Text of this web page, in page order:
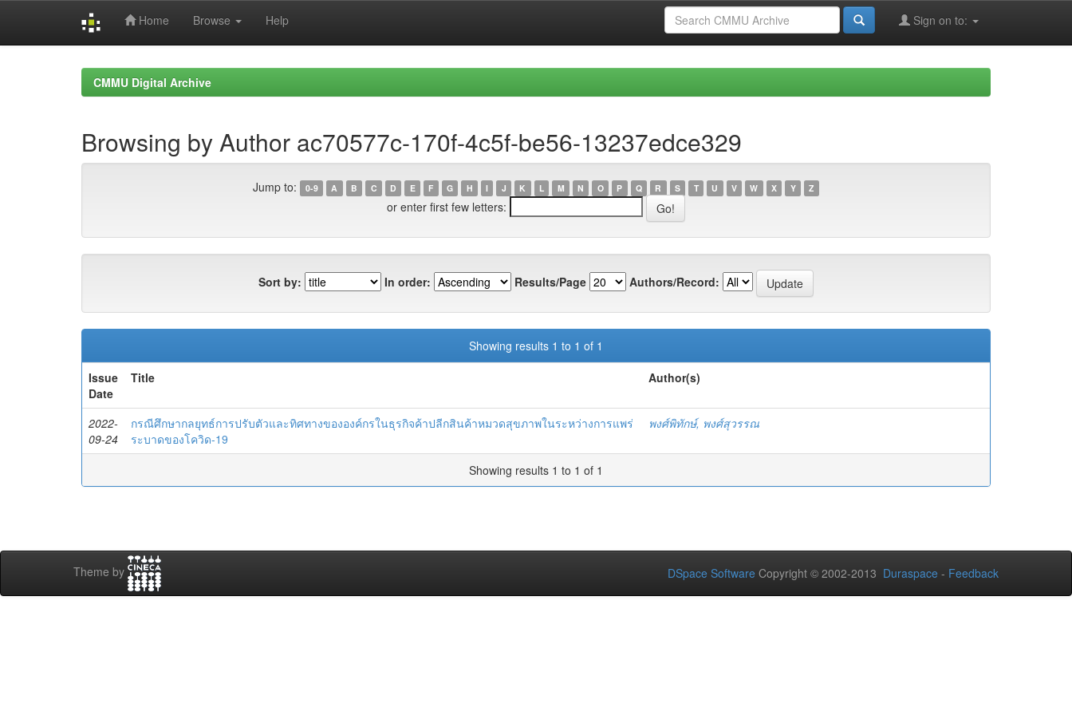
Home Browse Help Sign on to:
CMMU Digital Archive
Browsing by Author ac70577c-170f-4c5f-be56-13237edce329
Jump to: 0-9 A B C D E F G H I J K L M N O P Q R S T U V W X Y Z
or enter first few letters:
Sort by: In order: Results/Page Authors/Record:
Showing results 1 to 1 of 1
Issue
Date
Title Author(s)
2022-
09-24
กรณีศึกษากลยุทธ์การปรับตัวและทิศทางขององค์กรในธุรกิจค้าปลีกสินค้าหมวดสุขภาพในระหว่างการแพร่
ระบาดของโควิด-19
พงศ์พิทักษ์, พงศ์สุวรรณ
Showing results 1 to 1 of 1
Theme by DSpace Software Copyright © 2002-2013 Duraspace - Feedback